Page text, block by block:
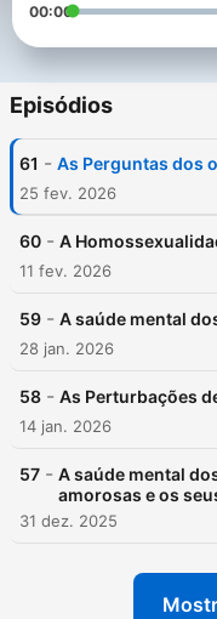
00:00
Episódios
61 - As Perguntas dos
25 fev. 2026
60 - A
11 fev. 2026
59 - A saúde mental
28 jan. 2026
58 - As Perturbações
14 jan. 2026
57 - A saúde mental
amorosas e os
31 dez. 2025